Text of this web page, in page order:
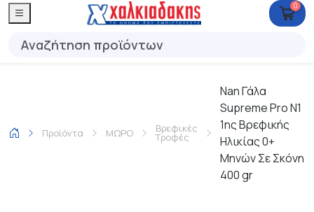
0
Προϊόντα ΜΩΡΟ Βρεφικές
Τροφές
Nan Γάλα
Supreme Pro Ν1
1ης Βρεφικής
Ηλικίας 0+
Μηνών Σε Σκόνη
400 gr